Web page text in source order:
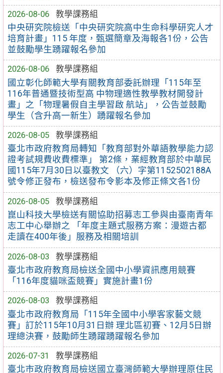
2026-08-06
教學課務組
中央研究院檢送「中央研究院高中生命科學研究人才
培育計畫」115 年度，甄選簡章及海報各1份，公告
並鼓勵學生踴躍報名參加
2026-08-06
教學課務組
國立彰化師範大學有關教育部委託辦理「115年至
116年普通暨技術型高 中物理適性教學教材開發計
畫」之「物理暑假自主學習啟 航站」，公告並鼓勵
學生（含升高一新生）踴躍報名參加
2026-08-05
教學課務組
臺北市政府教育局轉知「教育部對外華語教學能力認
證考試規費收費標準」 第2條，業經教育部於中華民
國115年7月30日以臺教文 （六）字第1152502188A
號令修正發布，檢送發布令影本及修正條文各1份
2026-08-05
教學課務組
崑山科技大學檢送有關協助招募志工參與由臺南青年
志工中心舉辦之 「年度主題式服務方案：漫遊古都
走讀在400年後」服務及相關培訓
2026-08-03
教學課務組
臺北市政府教育局檢送全國中小學資訊應用競賽
「116年度貓咪盃競賽」實施計畫1份
2026-08-03
教學課務組
臺北市政府教育局「115年全國中小學客家藝文競
賽」訂於115年10月31日辦 理北區初賽、12月5日辦
理總決賽，鼓勵師生踴躍踴躍報名參加
2026-07-31
教學課務組
臺北市政府教育局檢送國立臺灣師範大學辦理原住民